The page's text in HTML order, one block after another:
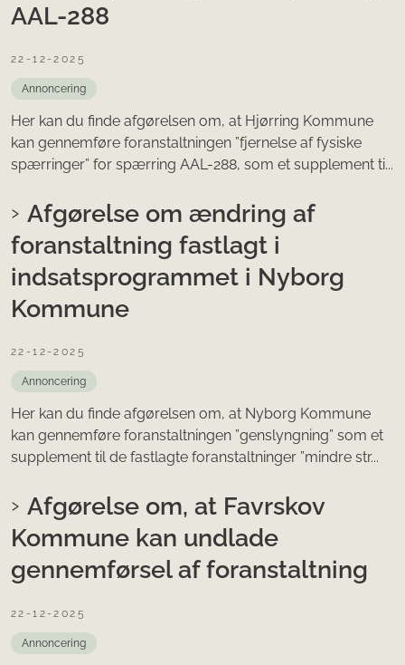
AAL-288
22-12-2025
Annoncering
Her kan du finde afgørelsen om, at Hjørring Kommune
kan gennemføre foranstaltningen ”fjernelse af fysiske
spærringer” for spærring AAL-288, som et supplement ti...
Afgørelse om ændring af
foranstaltning fastlagt i
indsatsprogrammet i Nyborg
Kommune
22-12-2025
Annoncering
Her kan du finde afgørelsen om, at Nyborg Kommune
kan gennemføre foranstaltningen ”genslyngning” som et
supplement til de fastlagte foranstaltninger ”mindre str...
Afgørelse om, at Favrskov
Kommune kan undlade
gennemførsel af foranstaltning
22-12-2025
Annoncering